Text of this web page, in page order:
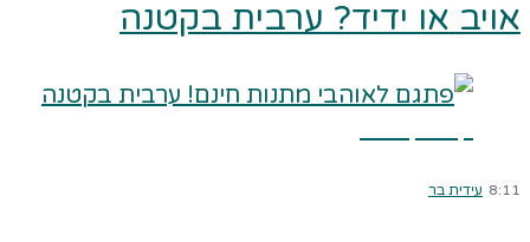
אויב או ידיד? ערבית בקטנה
8:11 עידית בר